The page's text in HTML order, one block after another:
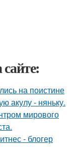
на поистине
акулу - няньку.
мирового
- блогер